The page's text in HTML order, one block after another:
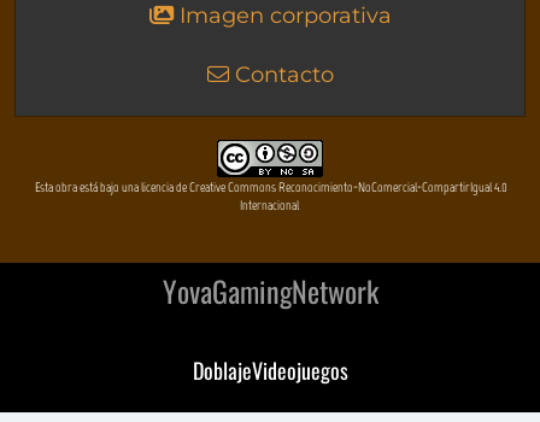
Imagen corporativa
Contacto
Esta obra está bajo una licencia de Creative Commons Reconocimiento-NoComercial-CompartirIgual 4.0
Internacional
YovaGamingNetwork
DoblajeVideojuegos